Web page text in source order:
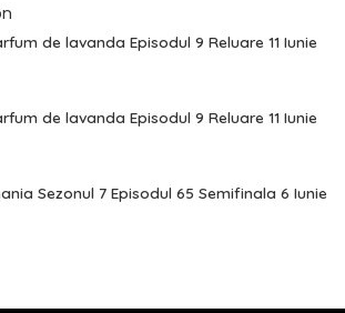
de lavanda Episodul 9 Reluare 11 Iunie
de lavanda Episodul 9 Reluare 11 Iunie
Sezonul 7 Episodul 65 Semifinala 6 Iunie